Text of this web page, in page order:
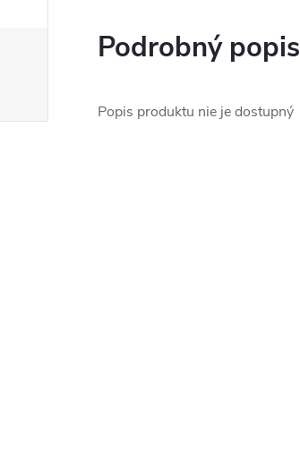
Podrobný popis
Popis produktu nie je dostupný